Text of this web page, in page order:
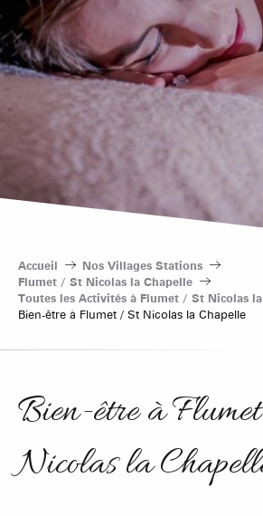
Accueil
Nos Villages Stations
Flumet / St Nicolas la Chapelle
Toutes les Activités à Flumet / St Nicolas
Bien-être à Flumet / St Nicolas la Chapelle
Bien-être à
Nicolas la